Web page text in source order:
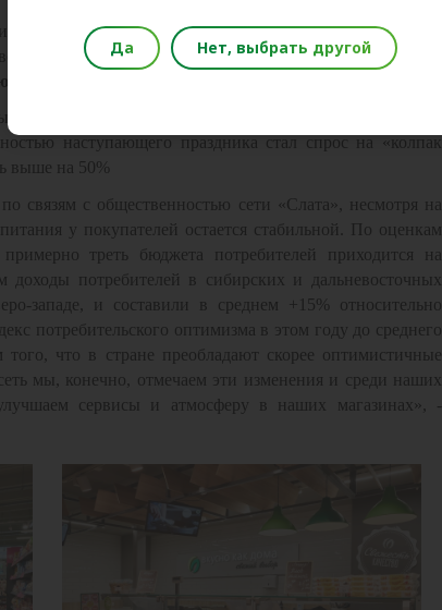
меморандум, в котором была зафиксирована цена на
сроком до 31 марта текущего года», - пояснила
сети «Слата» Яна Абалымова
или, другими словами, новогодний
наступающего праздника стал спрос на «колпак
выше на 50%
связям с общественностью сети «Слата», несмотря на
у покупателей остается стабильной. По оценкам
треть бюджета потребителей приходится на
потребителей в сибирских и дальневосточных
западе, и составили в среднем +15% относительно
потребительского оптимизма в этом году до среднего
что в стране преобладают скорее оптимистичные
мы, конечно, отмечаем эти изменения и среди наших
сервисы и атмосферу в наших магазинах», -
Да Нет, выбрать другой